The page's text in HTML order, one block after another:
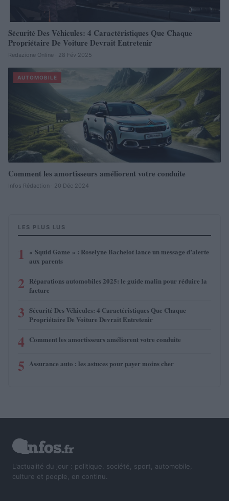
Sécurité Des Véhicules: 4 Caractéristiques Que Chaque
Propriétaire De Voiture Devrait Entretenir
Redazione Online · 28 Fév 2025
AUTOMOBILE
Comment les amortisseurs améliorent votre conduite
Infos Rédaction · 20 Déc 2024
LES PLUS LUS
1
« Squid Game » : Roselyne Bachelot lance un message d’alerte
aux parents
2 Réparations automobiles 2025: le guide malin pour réduire la
facture
3 Sécurité Des Véhicules: 4 Caractéristiques Que Chaque
Propriétaire De Voiture Devrait Entretenir
4 Comment les amortisseurs améliorent votre conduite
5 Assurance auto : les astuces pour payer moins cher
L'actualité du jour : politique, société, sport, automobile,
culture et people, en continu.